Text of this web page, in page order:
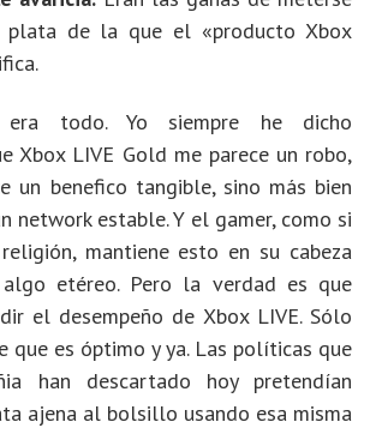
de la que el «producto Xbox
todo. Yo siempre he dicho
Xbox LIVE Gold me parece un robo,
un benefico tangible, sino más bien
network estable. Y el gamer, como si
mantiene esto en su cabeza
etéreo. Pero la verdad es que
el desempeño de Xbox LIVE. Sólo
que es óptimo y ya. Las políticas que
han descartado hoy pretendían
ajena al bolsillo usando esa misma